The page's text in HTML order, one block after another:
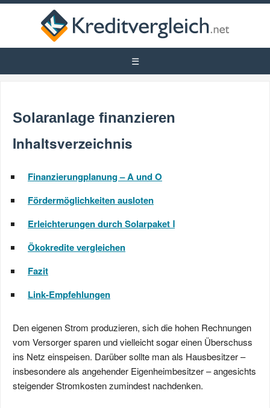
Solaranlage finanzieren
Inhaltsverzeichnis
Finanzierungplanung – A und O
Fördermöglichkeiten ausloten
Erleichterungen durch Solarpaket Ⅰ
Ökokredite vergleichen
Fazit
Link-Empfehlungen
Den eigenen Strom produzieren, sich die hohen Rechnungen
vom Versorger sparen und vielleicht sogar einen Überschuss
ins Netz einspeisen. Darüber sollte man als Hausbesitzer –
insbesondere als angehender Eigenheimbesitzer – angesichts
steigender Stromkosten zumindest nachdenken.